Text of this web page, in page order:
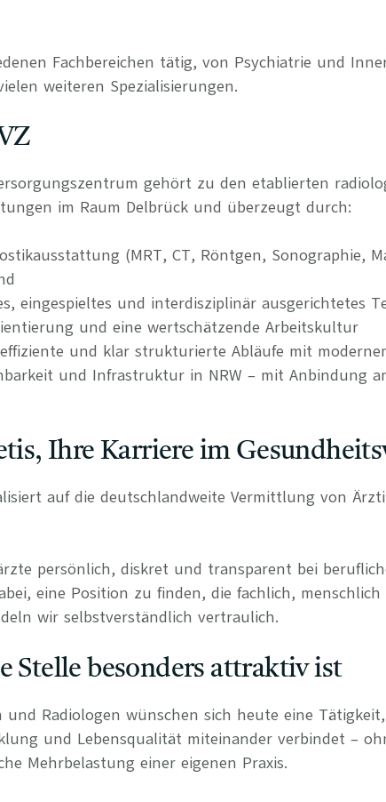
Fachbereichen tätig, von Psychiatrie und
weiteren Spezialisierungen.
gehört zu den etablierten
im Raum Delbrück und überzeugt durch:
(MRT, CT, Röntgen, Sonographie,
eingespieltes und interdisziplinär ausgerichtetes
und eine wertschätzende Arbeitskultur
und klar strukturierte Abläufe mit
und Infrastruktur in NRW – mit Anbindung
Ihre Karriere im
auf die deutschlandweite Vermittlung von
persönlich, diskret und transparent bei
eine Position zu finden, die fachlich,
wir selbstverständlich vertraulich.
Stelle besonders attraktiv ist
und Radiologen wünschen sich heute eine
und Lebensqualität miteinander verbindet –
Mehrbelastung einer eigenen Praxis.